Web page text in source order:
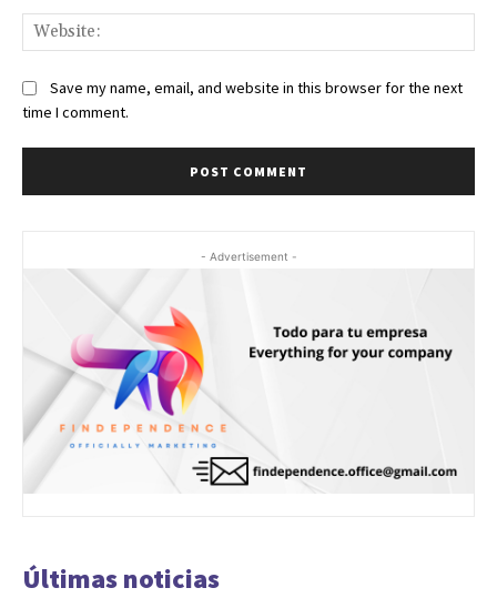
Save my name, email, and website in this browser for the next
time I comment.
- Advertisement -
Últimas noticias